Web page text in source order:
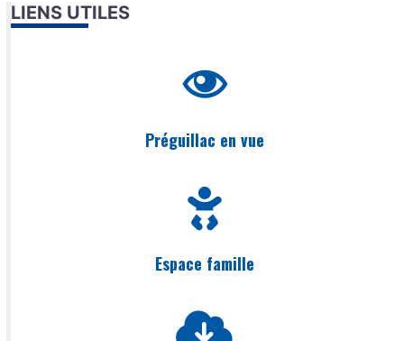
LIENS UTILES
Préguillac en vue
Espace famille